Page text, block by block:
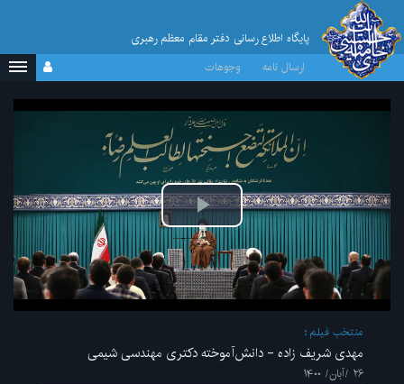
پایگاه اطلاع رسانی دفتر مقام معظم رهبری
ارسال نامه
وجوهات
پخش
ویدیو
منتخب فیلم
مهدی شریف زاده - دانش‌آموخته دکتری مهندسی شیمی
۲۶ /آبان/ ۱۴۰۰